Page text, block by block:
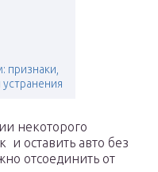
признаки,
некоторого
и оставить авто без
отсоединить от